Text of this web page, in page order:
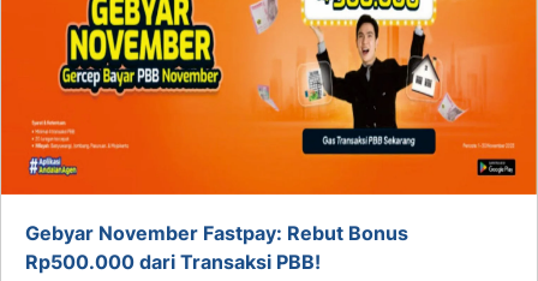
Gebyar November Fastpay: Rebut Bonus
Rp500.000 dari Transaksi PBB!